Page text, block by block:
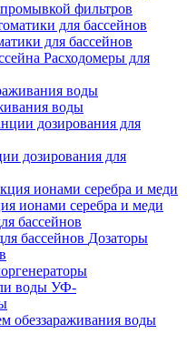
фильтров
для бассейнов
Расходомеры для
воды
дозирования для
ионами серебра и меди
бассейнов
Дозаторы
УФ-
обеззараживания воды